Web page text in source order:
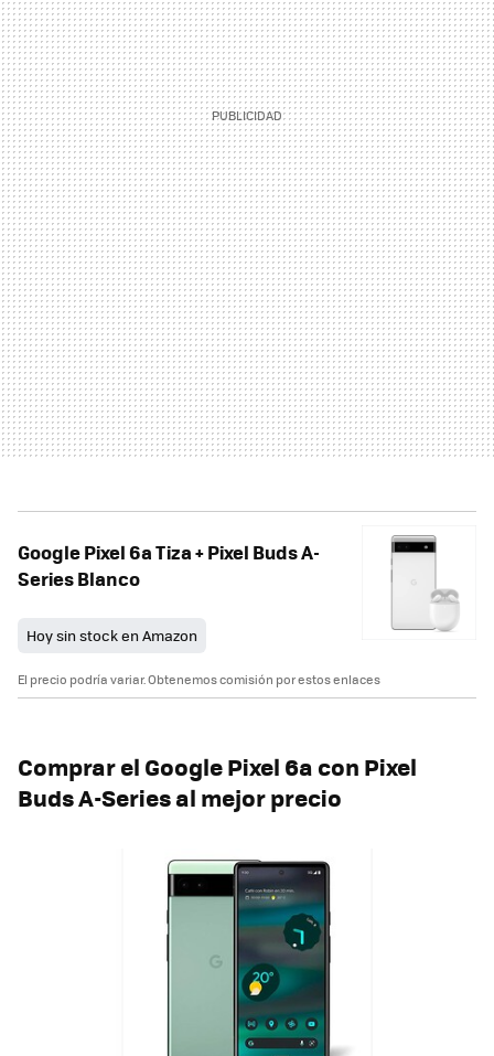
Google Pixel 6a Tiza + Pixel Buds A-
Series Blanco
Hoy sin stock en Amazon
El precio podría variar. Obtenemos comisión por estos enlaces
Comprar el Google Pixel 6a con Pixel
Buds A-Series al mejor precio